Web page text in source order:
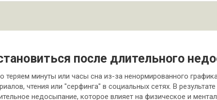
после длительного
минуты или часы сна из-за ненормированного
чтения или "серфинга" в социальных сетях. В
недосыпание, которое влияет на физическое и